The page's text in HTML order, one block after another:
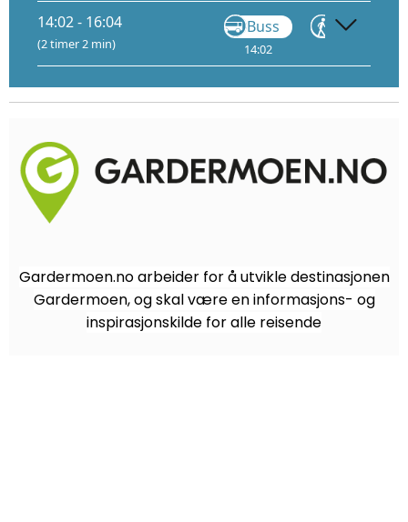
14:02 - 16:04
(2 timer 2 min)
Buss
14:02
Gå
Gardermoen.no arbeider for å utvikle destinasjonen
Gardermoen, og skal være en informasjons- og
inspirasjonskilde for alle reisende